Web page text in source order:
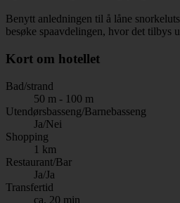
Benytt anledningen til å låne
besøke spaavdelingen, hvor det tilbys
Kort om hotellet
Bad/strand
50 m - 100 m
Utendørsbasseng/Barnebasseng
Ja/Nei
Shopping
1 km
Restaurant/Bar
Ja/Ja
Transfertid
ca. 20 min